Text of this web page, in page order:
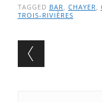
TAGGED BAR, CHAYER,
TROIS-RIVIÈRES
Post